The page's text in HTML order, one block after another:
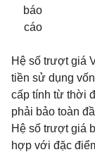
báo
cáo
Hệ số trượt giá
tiền sử dụng
cấp tính từ thời
phải bảo toàn
Hệ số trượt giá
hợp với đặc